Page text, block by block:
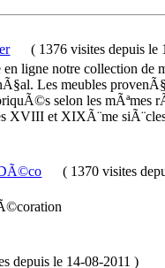
( 1376 visitesdepuis le
ligne notre collection de
Les meubles
selon les mÃªmes
XVIII et XIXÃ¨me
( 1370 visites
depuis le 14-08-2011 )